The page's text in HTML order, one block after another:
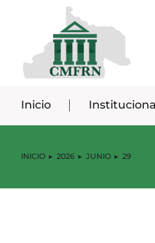
Inicio
Estás aquí:
INICIO 2026 JUNIO 29